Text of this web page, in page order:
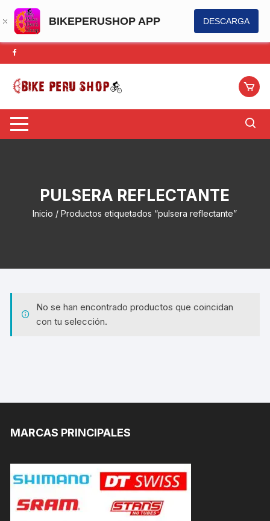
BIKEPERUSHOP APP DESCARGA
Saltar
al
contenido
PULSERA REFLECTANTE
Inicio / Productos etiquetados “pulsera reflectante”
No se han encontrado productos que coincidan
con tu selección.
MARCAS PRINCIPALES